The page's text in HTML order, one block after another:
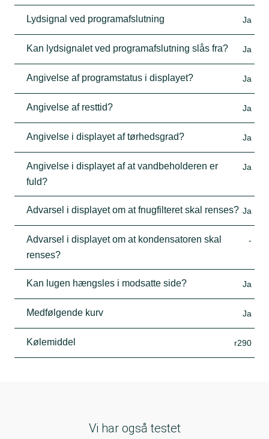
Lydsignal ved programafslutning Ja
Kan lydsignalet ved programafslutning slås fra? Ja
Angivelse af programstatus i displayet? Ja
Angivelse af resttid? Ja
Angivelse i displayet af tørhedsgrad? Ja
Angivelse i displayet af at vandbeholderen er
fuld?
Ja
Advarsel i displayet om at fnugfilteret skal renses? Ja
Advarsel i displayet om at kondensatoren skal
renses?
-
Kan lugen hængsles i modsatte side? Ja
Medfølgende kurv Ja
Kølemiddel r290
Vi har også testet